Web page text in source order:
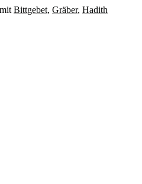
Bittgebet, Gräber, Hadith